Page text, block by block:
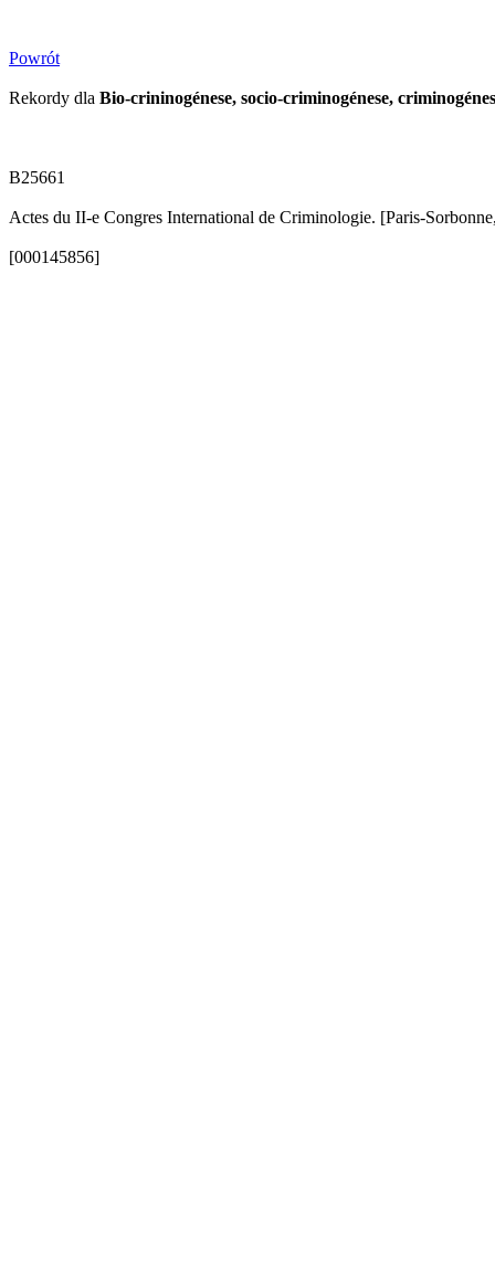
Powrót
Rekordy dla Bio-crininogénese, socio-criminogénese,
B25661
Actes du II-e Congres International de Criminologie. [Paris-
[000145856]